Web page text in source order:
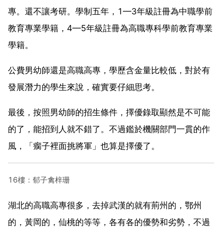
專。還不讓考研。學制五年，1—3年級註冊為中職學前
教育專業學籍，4—5年級註冊為高職專科學前教育專業
學籍。
公費男幼師還是高職高專，學歷含金量比較低，對於有
發展潛力的學生來說，確實要仔細思考。
最後，按照男幼師的招生條件，擇優錄取顯然是不可能
的了，能招到人就不錯了。不過鑑於機關部門一貫的作
風，「瘸子裡面挑將軍」也算是擇優了。
16樓：郁子禽梓珊
湖北的高職高專很多，去掉武漢的就有荊州的，鄂州
的，黃岡的，仙桃的等等，各有各的優勢和劣勢，不過